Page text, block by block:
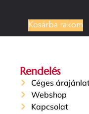
Kosárba rakom
Rendelés
Céges
Webshop
Kapcsolat